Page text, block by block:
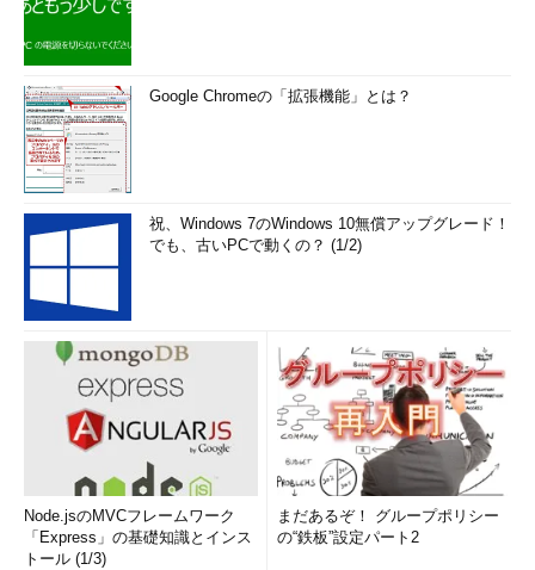
Google Chromeの「拡張機能」とは？
祝、Windows 7のWindows 10無償アップグレード！
でも、古いPCで動くの？ (1/2)
Node.jsのMVCフレームワーク
「Express」の基礎知識とインス
トール (1/3)
まだあるぞ！ グループポリシー
の“鉄板”設定パート2